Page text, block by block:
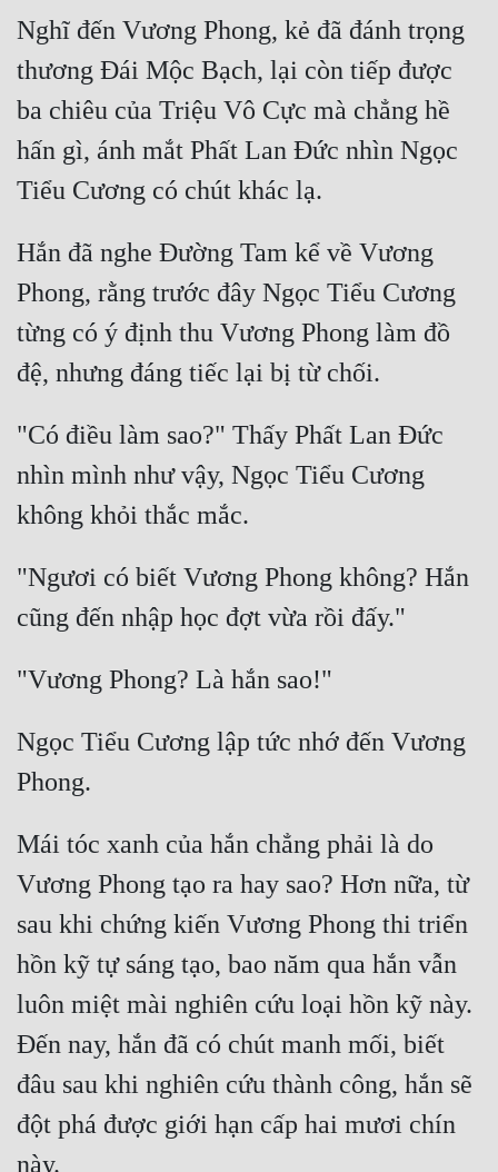
Đẹp
Tính Cách Nhân Vật :
Cơ Trí
Sát Phạt Quyết Đoán
Vô Sỉ
Điềm Đạm
Nghĩ đến Vương Phong, kẻ đã đánh trọng
thương Đái Mộc Bạch, lại còn tiếp được
ba chiêu của Triệu Vô Cực mà chẳng hề
hấn gì, ánh mắt Phất Lan Đức nhìn Ngọc
Hắn đã nghe Đường Tam kể về Vương
Phong, rằng trước đây Ngọc Tiểu Cương
từng có ý định thu Vương Phong làm đồ
"Có điều làm sao?" Thấy Phất Lan Đức
nhìn mình như vậy, Ngọc Tiểu Cương
"Ngươi có biết Vương Phong không? Hắn
Ngọc Tiểu Cương lập tức nhớ đến Vương
Mái tóc xanh của hắn chẳng phải là do
Vương Phong tạo ra hay sao? Hơn nữa, từ
sau khi chứng kiến Vương Phong thi triển
hồn kỹ tự sáng tạo, bao năm qua hắn vẫn
luôn miệt mài nghiên cứu loại hồn kỹ này.
Đến nay, hắn đã có chút manh mối, biết
đâu sau khi nghiên cứu thành công, hắn sẽ
đột phá được giới hạn cấp hai mươi chín